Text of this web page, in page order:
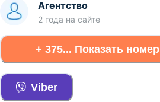
Агентство
2 года на сайте
+ 375... Показать номер
Viber